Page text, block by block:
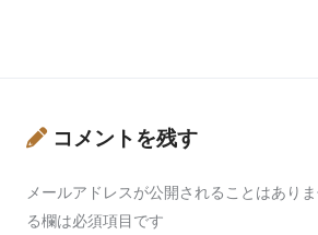
コメントを残す
メールアドレスが公開されることはありま
る欄は必須項目です